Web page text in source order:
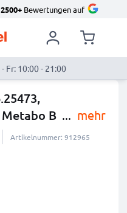
2500+Bewertungen auf
Fr: 10:00 - 21:00
Metabo B ... mehr
Artikelnummer: 912965